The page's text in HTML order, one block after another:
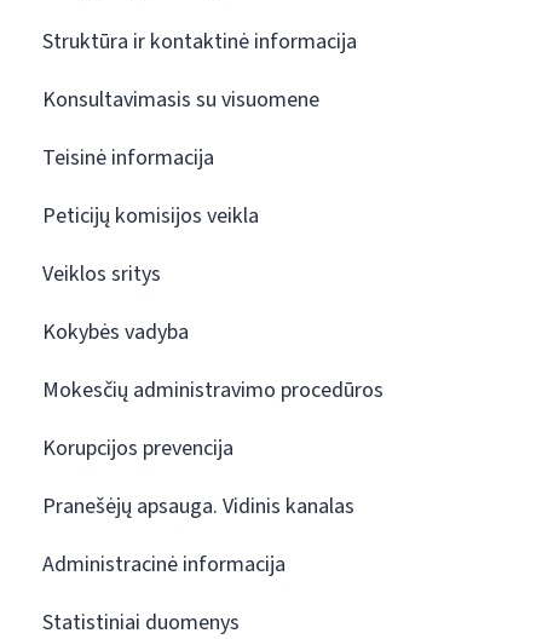
Struktūra ir kontaktinė informacija
Konsultavimasis su visuomene
Teisinė informacija
Peticijų komisijos veikla
Veiklos sritys
Kokybės vadyba
Mokesčių administravimo procedūros
Korupcijos prevencija
Pranešėjų apsauga. Vidinis kanalas
Administracinė informacija
Statistiniai duomenys